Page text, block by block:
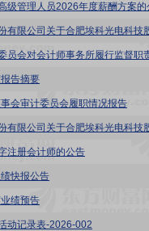
级管理人员2026年度薪酬方案的
员会对会计师事务所履行监督职
告摘要
会审计委员会履职情况报告
注册会计师的公告
快报公告
绩预告
动记录表-2026-002